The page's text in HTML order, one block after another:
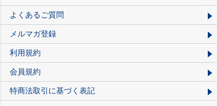
よくあるご質問
メルマガ登録
利用規約
会員規約
特商法取引に基づく表記